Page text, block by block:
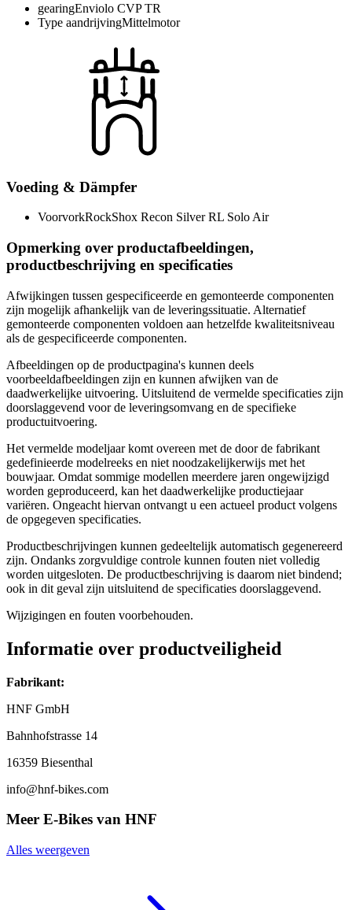
gearingEnviolo CVP TR
Type aandrijvingMittelmotor
Voeding & Dämpfer
VoorvorkRockShox Recon Silver RL Solo Air
Opmerking over productafbeeldingen,
productbeschrijving en specificaties
Afwijkingen tussen gespecificeerde en gemonteerde componenten
zijn mogelijk afhankelijk van de leveringssituatie. Alternatief
gemonteerde componenten voldoen aan hetzelfde kwaliteitsniveau
als de gespecificeerde componenten.
Afbeeldingen op de productpagina's kunnen deels
voorbeeldafbeeldingen zijn en kunnen afwijken van de
daadwerkelijke uitvoering. Uitsluitend de vermelde specificaties zijn
doorslaggevend voor de leveringsomvang en de specifieke
productuitvoering.
Het vermelde modeljaar komt overeen met de door de fabrikant
gedefinieerde modelreeks en niet noodzakelijkerwijs met het
bouwjaar. Omdat sommige modellen meerdere jaren ongewijzigd
worden geproduceerd, kan het daadwerkelijke productiejaar
variëren. Ongeacht hiervan ontvangt u een actueel product volgens
de opgegeven specificaties.
Productbeschrijvingen kunnen gedeeltelijk automatisch gegenereerd
zijn. Ondanks zorgvuldige controle kunnen fouten niet volledig
worden uitgesloten. De productbeschrijving is daarom niet bindend;
ook in dit geval zijn uitsluitend de specificaties doorslaggevend.
Wijzigingen en fouten voorbehouden.
Informatie over productveiligheid
Fabrikant:
HNF GmbH
Bahnhofstrasse 14
16359 Biesenthal
info@hnf-bikes.com
Meer E-Bikes van HNF
Alles weergeven